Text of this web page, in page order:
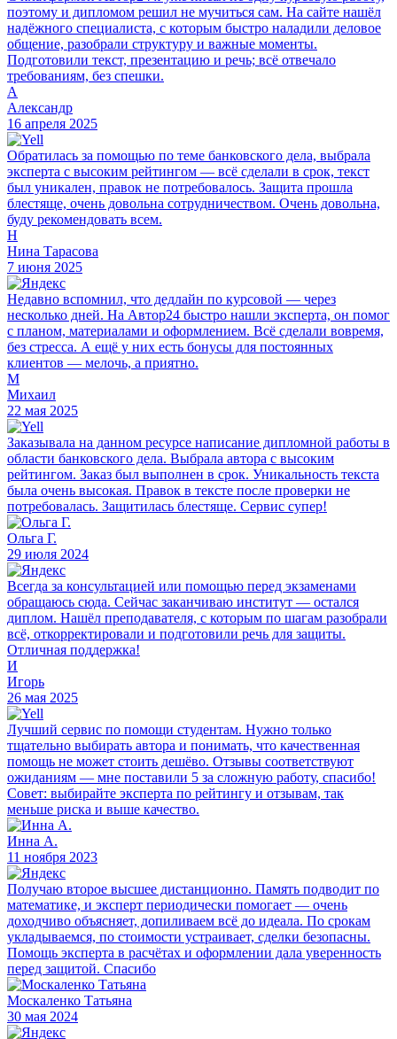
поэтому и дипломом решил не мучиться сам. На сайте нашёл
надёжного специалиста, с которым быстро наладили деловое
общение, разобрали структуру и важные моменты.
Подготовили текст, презентацию и речь; всё отвечало
требованиям, без спешки.
А
Александр
16 апреля 2025
Обратилась за помощью по теме банковского дела, выбрала
эксперта с высоким рейтингом — всё сделали в срок, текст
был уникален, правок не потребовалось. Защита прошла
блестяще, очень довольна сотрудничеством. Очень довольна,
буду рекомендовать всем.
Н
Нина Тарасова
7 июня 2025
Недавно вспомнил, что дедлайн по курсовой — через
несколько дней. На Автор24 быстро нашли эксперта, он помог
с планом, материалами и оформлением. Всё сделали вовремя,
без стресса. А ещё у них есть бонусы для постоянных
клиентов — мелочь, а приятно.
М
Михаил
22 мая 2025
Заказывала на данном ресурсе написание дипломной работы в
области банковского дела. Выбрала автора с высоким
рейтингом. Заказ был выполнен в срок. Уникальность текста
была очень высокая. Правок в тексте после проверки не
потребовалась. Защитилась блестяще. Сервис супер!
Ольга Г.
29 июля 2024
Всегда за консультацией или помощью перед экзаменами
обращаюсь сюда. Сейчас заканчиваю институт — остался
диплом. Нашёл преподавателя, с которым по шагам разобрали
всё, откорректировали и подготовили речь для защиты.
Отличная поддержка!
И
Игорь
26 мая 2025
Лучший сервис по помощи студентам. Нужно только
тщательно выбирать автора и понимать, что качественная
помощь не может стоить дешёво. Отзывы соответствуют
ожиданиям — мне поставили 5 за сложную работу, спасибо!
Совет: выбирайте эксперта по рейтингу и отзывам, так
меньше риска и выше качество.
Инна А.
11 ноября 2023
Получаю второе высшее дистанционно. Память подводит по
математике, и эксперт периодически помогает — очень
доходчиво объясняет, допиливаем всё до идеала. По срокам
укладываемся, по стоимости устраивает, сделки безопасны.
Помощь эксперта в расчётах и оформлении дала уверенность
перед защитой. Спасибо
Москаленко Татьяна
30 мая 2024